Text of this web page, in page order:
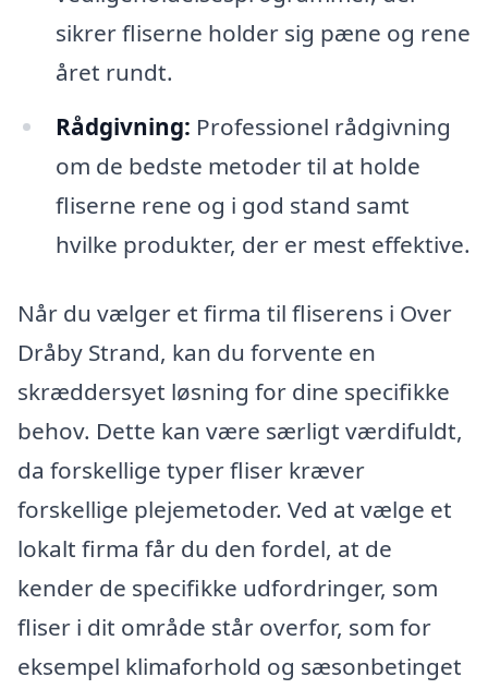
sikrer fliserne holder sig pæne og rene
året rundt.
Rådgivning: Professionel rådgivning
om de bedste metoder til at holde
fliserne rene og i god stand samt
hvilke produkter, der er mest effektive.
Når du vælger et firma til fliserens i Over
Dråby Strand, kan du forvente en
skræddersyet løsning for dine specifikke
behov. Dette kan være særligt værdifuldt,
da forskellige typer fliser kræver
forskellige plejemetoder. Ved at vælge et
lokalt firma får du den fordel, at de
kender de specifikke udfordringer, som
fliser i dit område står overfor, som for
eksempel klimaforhold og sæsonbetinget